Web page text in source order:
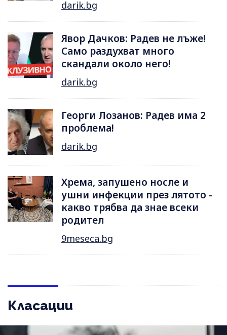
darik.bg
Явор Дачков: Радев не лъже!
Само раздухват много
скандали около него!
darik.bg
Георги Лозанов: Радев има 2
проблема!
darik.bg
Хрема, запушено носле и
ушни инфекции през лятотo -
какво трябва да знае всеки
родител
9meseca.bg
Класации